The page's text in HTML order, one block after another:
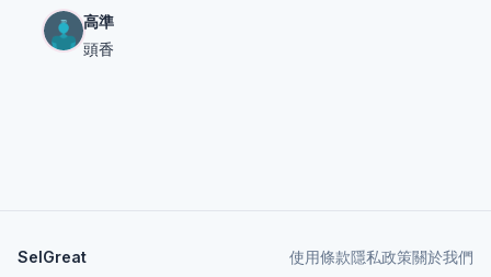
高準
頭香
SelGreat 使用條款隱私政策關於我們